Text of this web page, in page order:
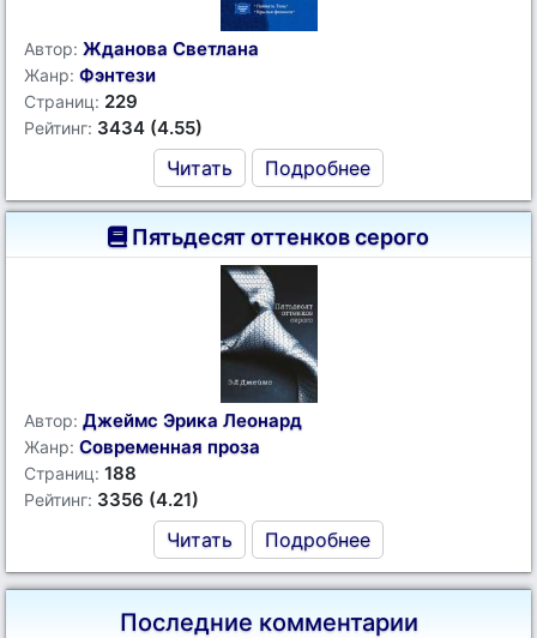
Автор: Жданова Светлана
Жанр: Фэнтези
Страниц: 229
Рейтинг: 3434 (4.55)
Читать Подробнее
Пятьдесят оттенков серого
Автор: Джеймс Эрика Леонард
Жанр: Современная проза
Страниц: 188
Рейтинг: 3356 (4.21)
Читать Подробнее
Последние комментарии